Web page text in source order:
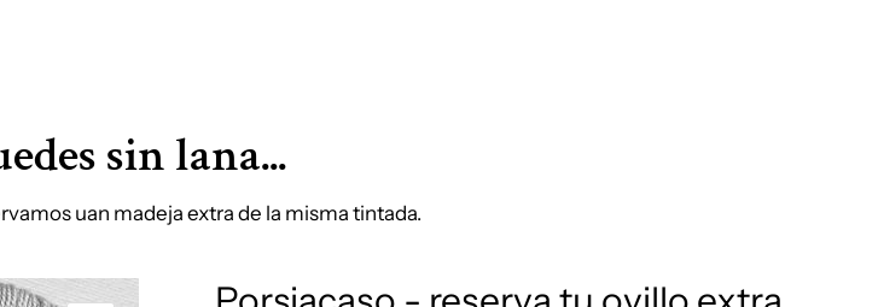
sin lana...
uan madeja extra de la misma tintada.